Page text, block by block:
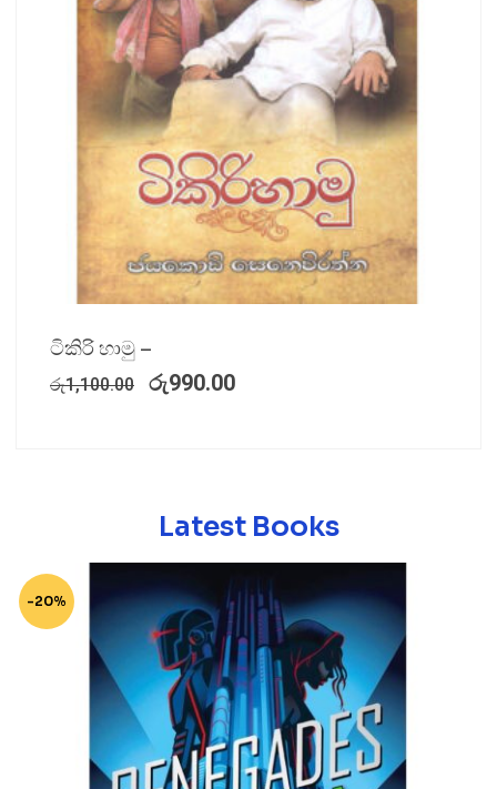
ටිකිරි හාමු –
රු1,100.00 රු990.00
Latest Books
-20%